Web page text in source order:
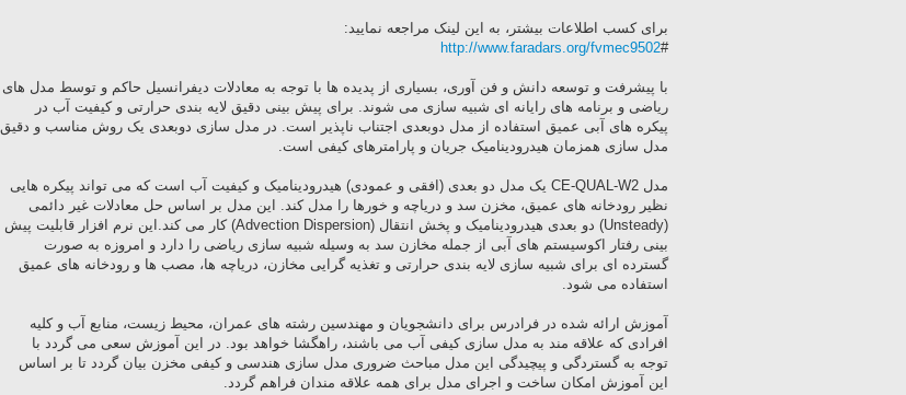
برای کسب اطلاعات بیشتر، به این لینک مراجعه نمایید:
#
http://www.faradars.org/fvmec9502
با پیشرفت و توسعه دانش و فن آوری، بسیاری از پدیده ها با توجه به معادلات دیفرانسیل حاکم و توسط مدل های
ریاضی و برنامه های رایانه ای شبیه سازی می شوند. برای پیش بینی دقیق لایه بندی حرارتی و کیفیت آب در
پیکره های آبی عمیق استفاده از مدل دوبعدی اجتناب ناپذیر است. در مدل سازی دوبعدی یک روش مناسب و دقیق
مدل سازی همزمان هیدرودینامیک جریان و پارامترهای کیفی است.
مدل CE-QUAL-W2 یک مدل دو بعدی (افقی و عمودی) هیدرودینامیک و کیفیت آب است که می تواند پیکره هایی
نظیر رودخانه های عمیق، مخزن سد و دریاچه و خورها را مدل کند. این مدل بر اساس حل معادلات غیر دائمی
(Unsteady) دو بعدی هیدرودینامیک و پخش انتقال (Advection Dispersion) کار می کند.این نرم افزار قابلیت پیش
بینی رفتار اکوسیستم های آبی از جمله مخازن سد به وسیله شبیه سازی ریاضی را دارد و امروزه به صورت
گسترده ای برای شبیه سازی لایه بندی حرارتی و تغذیه گرایی مخازن، دریاچه ها، مصب ها و رودخانه های عمیق
استفاده می شود.
آموزش ارائه شده در فرادرس برای دانشجویان و مهندسین رشته های عمران، محیط زیست، منابع آب و کلیه
افرادی که علاقه مند به مدل سازی کیفی آب می باشند، راهگشا خواهد بود. در این آموزش سعی می گردد با
توجه به گستردگی و پیچیدگی این مدل مباحث ضروری مدل سازی هندسی و کیفی مخزن بیان گردد تا بر اساس
این آموزش امکان ساخت و اجرای مدل برای همه علاقه مندان فراهم گردد.